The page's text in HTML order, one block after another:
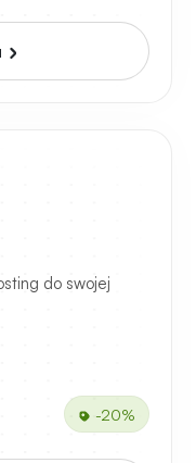
do swojej
-20%